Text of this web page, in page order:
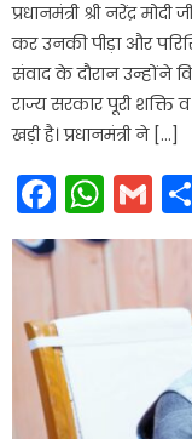
प्रधानमंत्री श्री नरेंद्र
कर उनकी पीड़ा और
संवाद के दौरान उन्होंने
राज्य सरकार पूरी शक्ति
खड़ी है। प्रधानमंत्री ने […]